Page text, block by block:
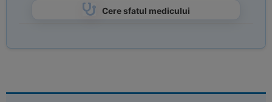
Cere sfatul medicului